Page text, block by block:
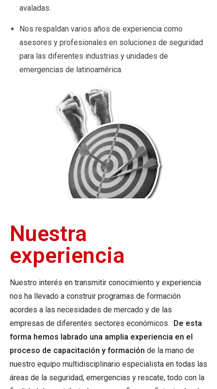
avaladas.
Nos respaldan varios años de experiencia como
asesores y profesionales en soluciones de seguridad
para las diferentes industrias y unidades de
emergencias de latinoamérica.
Nuestra
experiencia
Nuestro interés en transmitir conocimiento y experiencia
nos ha llevado a construir programas de formación
acordes a las necesidades de mercado y de las
empresas de diferentes sectores económicos. De esta
forma hemos labrado una amplia experiencia en el
proceso de capacitación y formación de la mano de
nuestro equipo multidisciplinario especialista en todas las
áreas de la seguridad, emergencias y rescate, todo con la